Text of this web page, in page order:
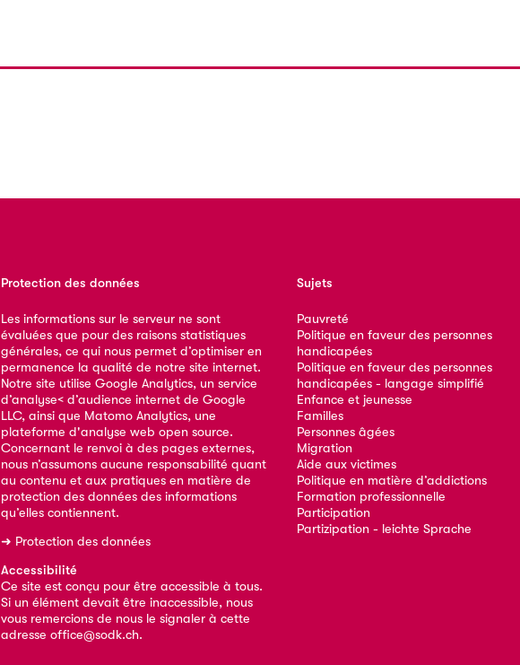
Protection des données
Les informations sur le serveur ne sont
évaluées que pour des raisons statistiques
générales, ce qui nous permet d’optimiser en
permanence la qualité de notre site internet.
Notre site utilise Google Analytics, un service
d’analyse< d’audience internet de Google
LLC, ainsi que Matomo Analytics, une
plateforme d'analyse web open source.
Concernant le renvoi à des pages externes,
nous n’assumons aucune responsabilité quant
au contenu et aux pratiques en matière de
protection des données des informations
qu’elles contiennent.
➜ Protection des données
Accessibilité
Ce site est conçu pour être accessible à tous.
Si un élément devait être inaccessible, nous
vous remercions de nous le signaler à cette
adresseoffice@sodk.ch.
Sujets
Pauvreté
Politique en faveur des personnes
handicapées
Politique en faveur des personnes
handicapées - langage simplifié
Enfance et jeunesse
Familles
Personnes âgées
Migration
Aide aux victimes
Politique en matière d’addictions
Formation professionnelle
Participation
Partizipation - leichte Sprache